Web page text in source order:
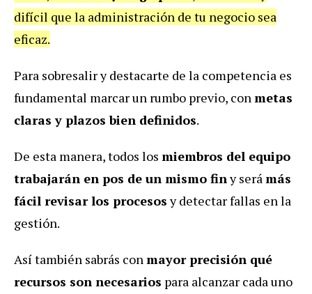
difícil que la administración de tu negocio sea
eficaz.
Para sobresalir y destacarte de la competencia es
fundamental marcar un rumbo previo, conmetas
claras y plazos bien definidos.
De esta manera, todos los miembros del equipo
trabajarán en pos de un mismo finy serámás
fácil revisar los procesosy detectar fallas en la
gestión.
Así también sabrás conmayor precisión qué
recursos son necesarios para alcanzar cada uno